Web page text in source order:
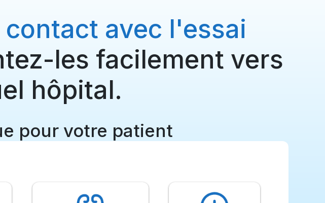
avec l'essai
les facilement vers
hôpital.
pour votre patient